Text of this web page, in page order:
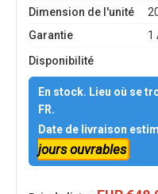
Dimension de l'unité
Garantie
1
Disponibilité
En stock. Lieu où se
FR.
Date de livraison
jours ouvrables